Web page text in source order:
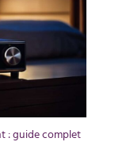
: guide complet